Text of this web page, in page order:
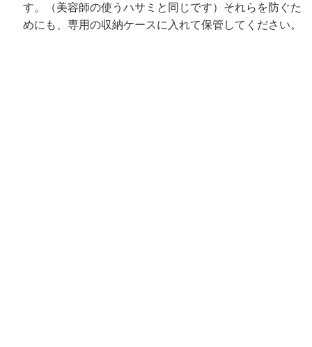
す。（美容師の使うハサミと同じです）それらを防ぐた
めにも、専用の収納ケースに入れて保管してください。